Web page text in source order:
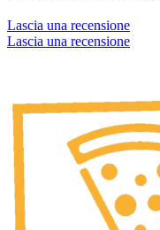
Lascia una recensione
Lascia una recensione